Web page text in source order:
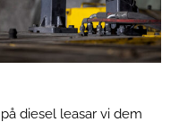
diesel leasar vi dem